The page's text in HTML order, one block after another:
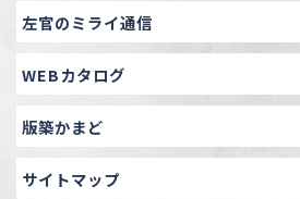
左官のミライ通信
WEBカタログ
版築かまど
サイトマップ